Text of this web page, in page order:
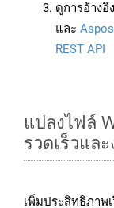
ดูการอ้างอิ
และ
REST API
แปลงไฟล์
รวดเร็วแล
เพิ่มประสิทธิภาพ